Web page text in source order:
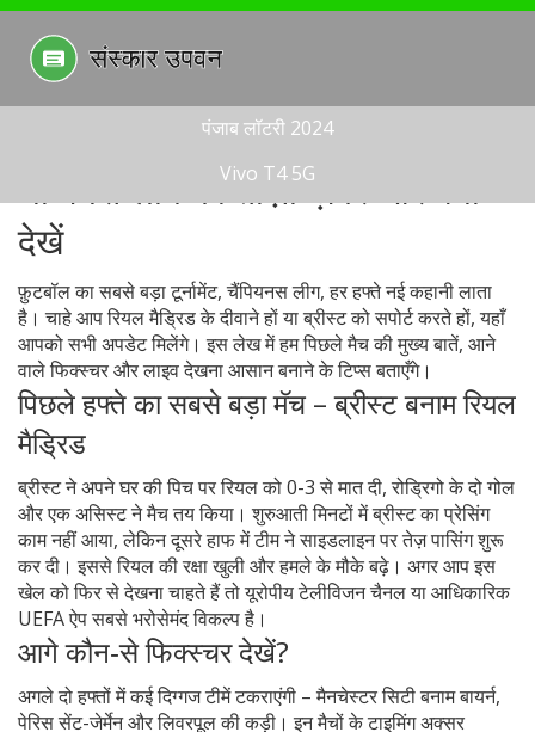
पंजाब लॉटरी 2024
Vivo T4 5G
चैम्पियंस लीग की ताज़ा ख़बरें और क्या
देखें
फ़ुटबॉल का सबसे बड़ा टूर्नामेंट, चैंपियनस लीग, हर हफ्ते नई कहानी लाता
है। चाहे आप रियल मैड्रिड के दीवाने हों या ब्रीस्ट को सपोर्ट करते हों, यहाँ
आपको सभी अपडेट मिलेंगे। इस लेख में हम पिछले मैच की मुख्य बातें, आने
वाले फिक्स्चर और लाइव देखना आसान बनाने के टिप्स बताएँगे।
पिछले हफ्ते का सबसे बड़ा मॅच – ब्रीस्ट बनाम रियल
मैड्रिड
ब्रीस्ट ने अपने घर की पिच पर रियल को 0-3 से मात दी, रोड्रिगो के दो गोल
और एक असिस्ट ने मैच तय किया। शुरुआती मिनटों में ब्रीस्ट का प्रेसिंग
काम नहीं आया, लेकिन दूसरे हाफ में टीम ने साइडलाइन पर तेज़ पासिंग शुरू
कर दी। इससे रियल की रक्षा खुली और हमले के मौके बढ़े। अगर आप इस
खेल को फिर से देखना चाहते हैं तो यूरोपीय टेलीविजन चैनल या आधिकारिक
UEFA ऐप सबसे भरोसेमंद विकल्प है।
आगे कौन‑से फिक्स्चर देखें?
अगले दो हफ्तों में कई दिग्गज टीमें टकराएंगी – मैनचेस्टर सिटी बनाम बायर्न,
पेरिस सेंट-जेर्मेन और लिवरपूल की कड़ी। इन मैचों के टाइमिंग अक्सर